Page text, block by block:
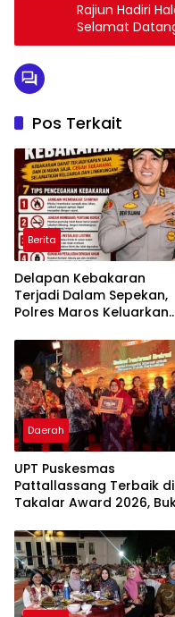
Rajiun Hadiri
Selamat
Pembangunan
Pos Terkait
Berita
Delapan Kebakaran
Terjadi Dalam Sepekan,
Polres Maros Keluarkan
Masyarakat
Daerah
UPT Puskesmas
Pattallassang Terbaik di
Takalar Award 2026,
Pelayanan Kesehatan
Berkualitas